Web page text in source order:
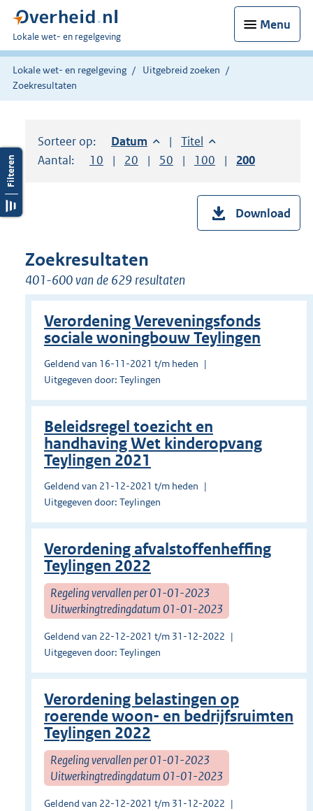
Menu
U
bent
hier:
Lokale wet- en regelgeving
Lokale wet- en regelgeving
Uitgebreid zoeken
Zoekresultaten
Sorteer op: Sorteer op:
Datum aflopendSorteer op:
Titel oplopend
Aantal:
Toon
10 resultaten per pagina
Toon
20 resultaten per pagina
Toon
50 resultaten per pagina
Toon
100 resultaten per
Toon
200
Download
Zoekresultaten
401-600 van de 629 resultaten
Verordening Vereveningsfonds
sociale woningbouw Teylingen
Geldend van 16-11-2021 t/m heden
Uitgegeven door: Teylingen
Beleidsregel toezicht en
handhaving Wet kinderopvang
Teylingen 2021
Geldend van 21-12-2021 t/m heden
Uitgegeven door: Teylingen
Verordening afvalstoffenheffing
Teylingen 2022
Regeling vervallen per 01-01-2023
Uitwerkingtredingdatum 01-01-2023
Geldend van 22-12-2021 t/m 31-12-2022
Uitgegeven door: Teylingen
Verordening belastingen op
roerende woon- en bedrijfsruimten
Teylingen 2022
Regeling vervallen per 01-01-2023
Uitwerkingtredingdatum 01-01-2023
Geldend van 22-12-2021 t/m 31-12-2022